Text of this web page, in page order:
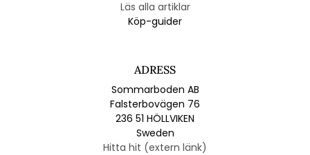
Läs alla artiklar
Köp-guider
ADRESS
Sommarboden AB
Falsterbovägen 76
236 51 HÖLLVIKEN
Sweden
Hitta hit (extern länk)